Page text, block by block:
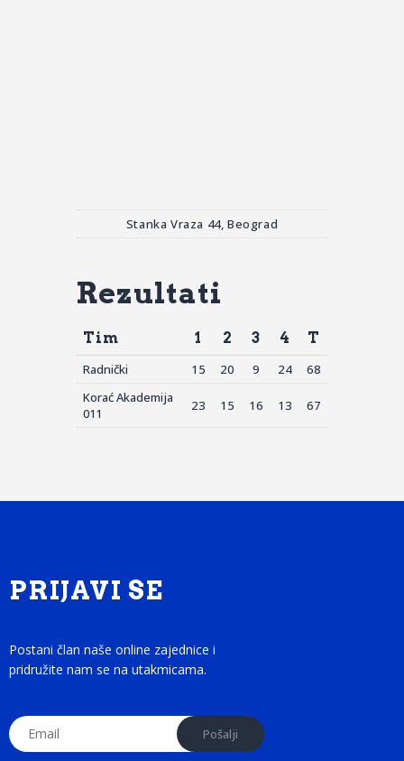
Stanka Vraza 44, Beograd
Rezultati
Tim 1 2 3 4 T
Radnički 15 20 9 24
68
Korać Akademija
011
23 15 16 13 67
PRIJAVI SE
Postani član naše online zajednice i
pridružite nam se na utakmicama.